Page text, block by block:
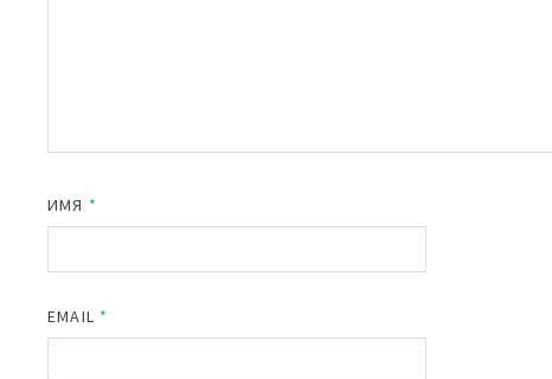
ИМЯ *
EMAIL *